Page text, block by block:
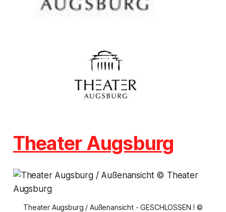
Theater Augsburg
Theater Augsburg / Außenansicht - GESCHLOSSEN ! ©